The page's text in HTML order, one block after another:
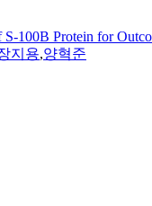
100B Protein for
지용,양혁준